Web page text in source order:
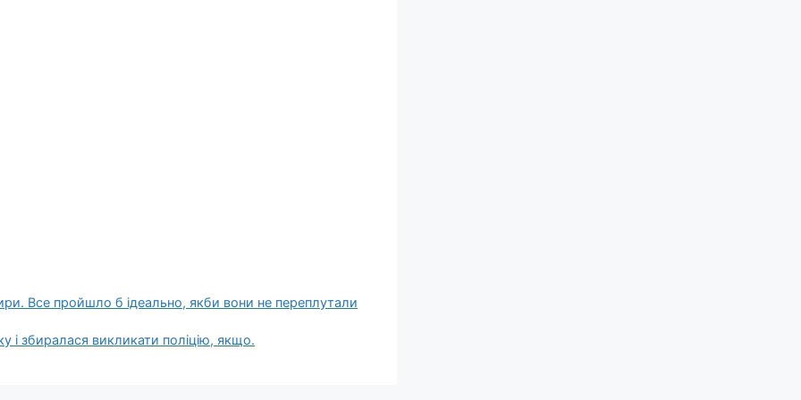
Все пройшло б ідеально, якби вони не переплутали
і збиралася викликати поліцію, якщо.